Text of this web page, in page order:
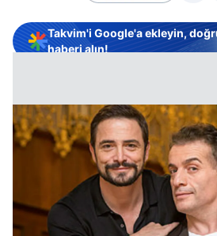
Takvim'i Google'a ekleyin,
haberi alın!